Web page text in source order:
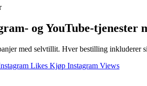
og YouTube-tjenester
med selvtillit. Hver bestilling inkluderer
Likes Kjøp Instagram Views